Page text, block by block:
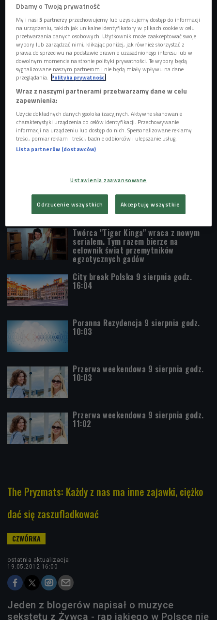
uczuciach i przemyśleniach.
hip hop w najlepszym wydaniu: nawiązujące do klasyki
gatunku produkcje Little’a uzupełnione świetnymi
skreczami i cutami DJ-a Chwiała. Na płycie pojawia się
tylko kilku, ale jakże znaczących gości: Hades, O.S.T.R.,
Pelson, RakRaczej. Za warstwę brzmieniową, tak jak przy
poprzedniej płycie, odpowiedzialny jest duet The Returners.
Płyta ukazała się pod patronatem Czwórki.
Zobacz więcej na temat: czwórka muzyka patronat europa podróże
pezet sokół tede płyta
John Hughes miał pomysł na
kontynuację "Klubu winowajców"
Twórca "Tiger Kinga" wraca z nowym
serialem. Tym razem bierze na
celownik świat przemytników
egzotycznych gadów
City break Polska 9 sierpnia godz.
16:04
Poranna Rezydencja 9 sierpnia godz.
10:03
Przerwa weekendowa 9 sierpnia godz.
10:03
Przerwa weekendowa 9 sierpnia godz.
11:02
The Pryzmats: Każdy z nas ma inne zajawki, ciężko
dać się zaszufladkować
ostatnia aktualizacja:
19.05.2012 16:00
Jeden z blogerów napisał o muzyce
sekstetu z Żywca - rap jakiego w Polsce nie
Dbamy o Twoją prywatność
My i nasi5 partnerzy przechowujemy lub uzyskujemy dostęp do informacji
na urządzeniu, takich jak unikalne identyfikatory w plikach cookie w celu
przetwarzania danych osobowych. Użytkownik może zaakceptować swoje
wybory lub zarządzać nimi, klikając poniżej, jak również skorzystać z
prawa do sprzeciwu na podstawie prawnie uzasadnionego interesu lub w
dowolnym momencie na stronie polityki prywatności. Te wybory będą
sygnalizowane naszym partnerom i nie będą miały wpływu na dane
przeglądania. Polityka prywatności
Wraz z naszymi partnerami przetwarzamy dane w celu
zapewnienia:
Użycie dokładnych danych geolokalizacyjnych. Aktywne skanowanie
charakterystyki urządzenia do celów identyfikacji. Przechowywanie
informacji na urządzeniu lub dostęp do nich. Spersonalizowane reklamy i
treści, pomiar reklam i treści, badnie odbiorców i ulepszanie usług.
Lista partnerów (dostawców)
Ustawienia zaawansowane
Odrzucenie wszystkich Akceptuję wszystkie